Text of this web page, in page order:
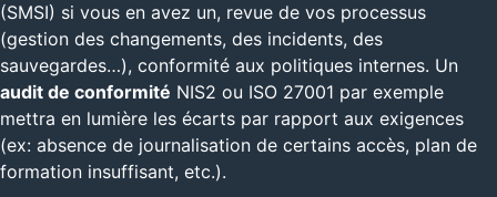
(SMSI) si vous en avez un, revue de vos processus
(gestion des changements, des incidents, des
sauvegardes…), conformité aux politiques internes. Un
audit de conformité NIS2 ou ISO 27001 par exemple
mettra en lumière les écarts par rapport aux exigences
(ex: absence de journalisation de certains accès, plan de
formation insuffisant, etc.).